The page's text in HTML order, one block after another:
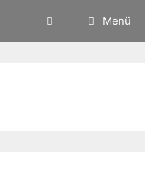
Menü